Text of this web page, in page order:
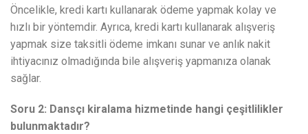
Öncelikle, kredi kartı kullanarak ödeme yapmak kolay ve
hızlı bir yöntemdir. Ayrıca, kredi kartı kullanarak alışveriş
yapmak size taksitli ödeme imkanı sunar ve anlık nakit
ihtiyacınız olmadığında bile alışveriş yapmanıza olanak
sağlar.
Soru 2: Dansçı kiralama hizmetinde hangi çeşitlilikler
bulunmaktadır?